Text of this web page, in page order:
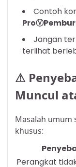
Contoh
Jangan
terlihat
⚠
Muncul
Masalah umum
khusus:
Perangkat